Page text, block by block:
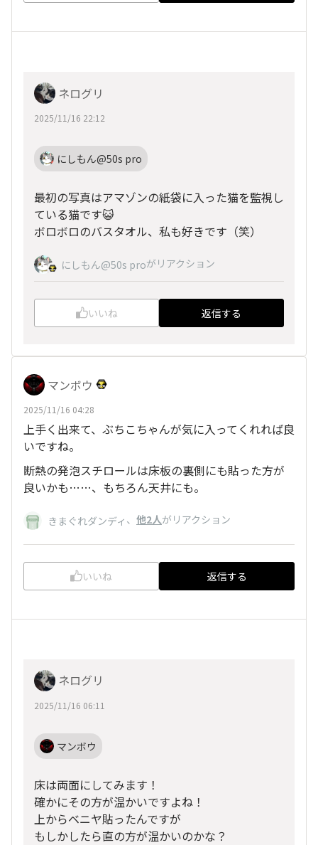
ネログリ
2025/11/16 22:12
にしもん@50s pro
最初の写真はアマゾンの紙袋に入った猫を監視し
ている猫です😺
ボロボロのバスタオル、私も好きです（笑）
にしもん@50s proがリアクション
いいね 返信する
マンボウ
2025/11/16 04:28
上手く出来て、ぶちこちゃんが気に入ってくれれば良
いですね。
断熱の発泡スチロールは床板の裏側にも貼った方が
良いかも……、もちろん天井にも。
きまぐれダンディ 、 他2人がリアクション
いいね 返信する
ネログリ
2025/11/16 06:11
マンボウ
床は両面にしてみます！
確かにその方が温かいですよね！
上からベニヤ貼ったんですが
もしかしたら直の方が温かいのかな？